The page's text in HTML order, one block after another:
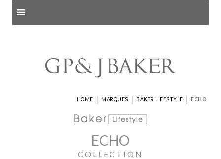
HOME | MARQUES | BAKER LIFESTYLE | ECHO
ECHO
COLLECTION